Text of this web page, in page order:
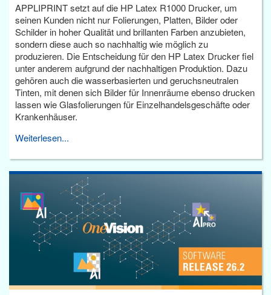
APPLIPRINT setzt auf die HP Latex R1000 Drucker, um
seinen Kunden nicht nur Folierungen, Platten, Bilder oder
Schilder in hoher Qualität und brillanten Farben anzubieten,
sondern diese auch so nachhaltig wie möglich zu
produzieren. Die Entscheidung für den HP Latex Drucker fiel
unter anderem aufgrund der nachhaltigen Produktion. Dazu
gehören auch die wasserbasierten und geruchsneutralen
Tinten, mit denen sich Bilder für Innenräume ebenso drucken
lassen wie Glasfolierungen für Einzelhandelsgeschäfte oder
Krankenhäuser.
Weiterlesen...